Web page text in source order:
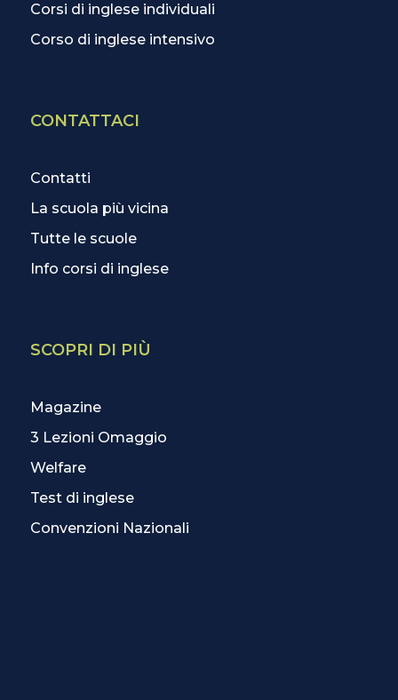
Corsi di inglese individuali
Corso di inglese intensivo
CONTATTACI
Contatti
La scuola più vicina
Tutte le scuole
Info corsi di inglese
SCOPRI DI PIÙ
Magazine
3 Lezioni Omaggio
Welfare
Test di inglese
Convenzioni Nazionali